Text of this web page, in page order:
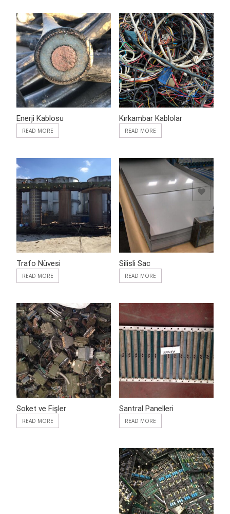
Enerji Kablosu
READ MORE
ADD TO WISHLIST
Kırkambar Kablolar
READ MORE
ADD TO WISHLIST
Trafo Nüvesi
READ MORE
ADD TO WISHLIST
Silisli Sac
READ MORE
ADD TO WISHLIST
Soket ve Fişler
READ MORE
ADD TO WISHLIST
Santral Panelleri
READ MORE
ADD TO WISHLIST
ADD TO WISHLIST